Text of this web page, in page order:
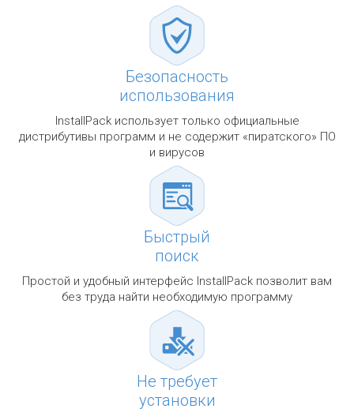
Безопасность
использования
InstallPack использует только официальные
дистрибутивы программ и не содержит «пиратского» ПО
и вирусов
Быстрый
поиск
Простой и удобный интерфейс InstallPack позволит вам
без труда найти необходимую программу
Не требует
установки